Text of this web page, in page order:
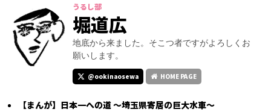
うるし部
堀道広
地底から来ました。そこつ者ですがよろしくお
願いします。
@ookinaosewa HOME PAGE
【まんが】日本一への道 ～埼玉県寄居の巨大水車～